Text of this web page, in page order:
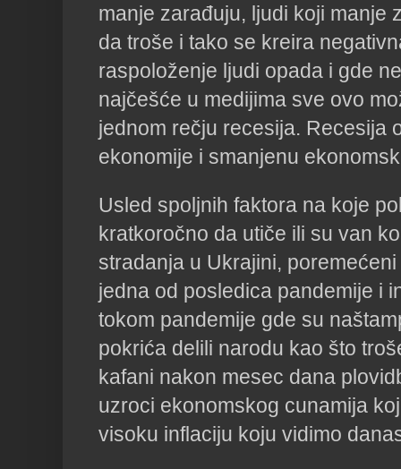
manje zarađuju, ljudi koji manje
da troše i tako se kreira
raspoloženje ljudi opada i gde
najčešće u medijima sve ovo
jednom rečju recesija. Recesija
ekonomije i smanjenu
Usled spoljnih faktora na koje
kratkoročno da utiče ili su van
stradanja u Ukrajini,
jedna od posledica pandemije i
tokom pandemije gde su
pokrića delili narodu kao što
kafani nakon mesec dana
uzroci ekonomskog cunamija
visoku inflaciju koju vidimo